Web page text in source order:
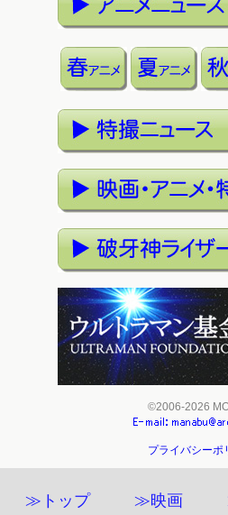
©2006-2026
プライバシーポ
≫トップ ≫映画